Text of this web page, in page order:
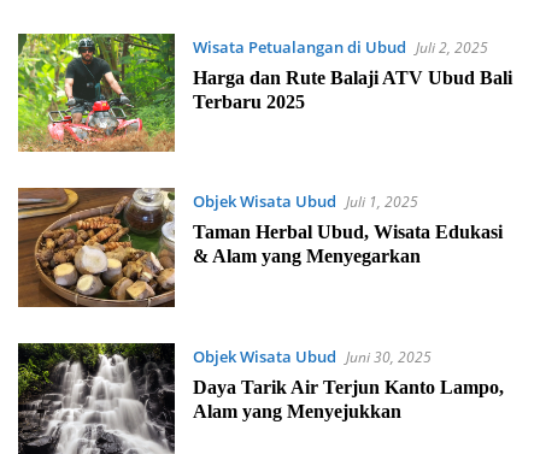
Wisata Petualangan di Ubud Juli 2, 2025
Harga dan Rute Balaji ATV Ubud Bali
Terbaru 2025
Objek Wisata Ubud Juli 1, 2025
Taman Herbal Ubud, Wisata Edukasi
& Alam yang Menyegarkan
Objek Wisata Ubud Juni 30, 2025
Daya Tarik Air Terjun Kanto Lampo,
Alam yang Menyejukkan